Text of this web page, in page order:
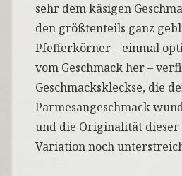
sehr dem käsigen
den größtenteils ganz
Pfefferkörner – einmal
vom Geschmack her –
Geschmackskleckse, die
Parmesangeschmack
und die Originalität dieser
Variation noch